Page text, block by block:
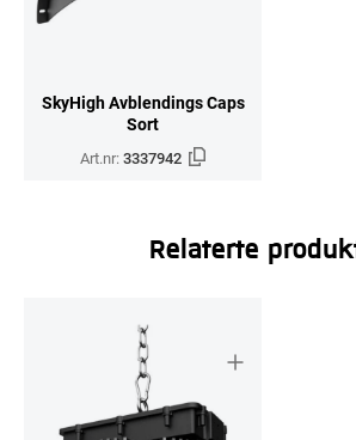
SkyHigh Avblendings Caps
Sort
Art.nr:3337942
Relaterte